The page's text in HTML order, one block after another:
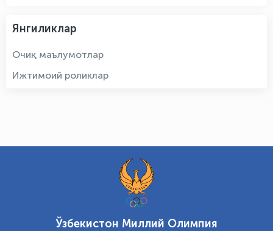
Янгиликлар
Очиқ маълумотлар
Ижтимоий роликлар
Ўзбекистон Миллий Олимпия